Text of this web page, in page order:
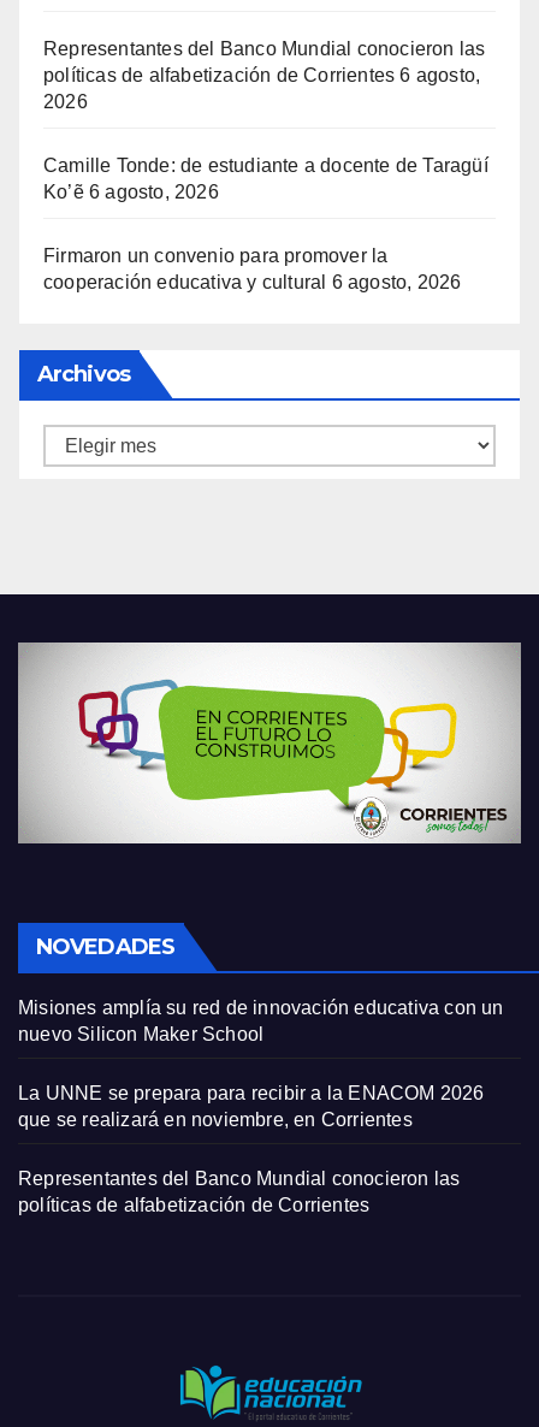
Representantes del Banco Mundial conocieron las
políticas de alfabetización de Corrientes 6 agosto,
2026
Camille Tonde: de estudiante a docente de Taragüí
Ko’ẽ 6 agosto, 2026
Firmaron un convenio para promover la
cooperación educativa y cultural 6 agosto, 2026
Archivos
Archivos
NOVEDADES
Misiones amplía su red de innovación educativa con un
nuevo Silicon Maker School
La UNNE se prepara para recibir a la ENACOM 2026
que se realizará en noviembre, en Corrientes
Representantes del Banco Mundial conocieron las
políticas de alfabetización de Corrientes